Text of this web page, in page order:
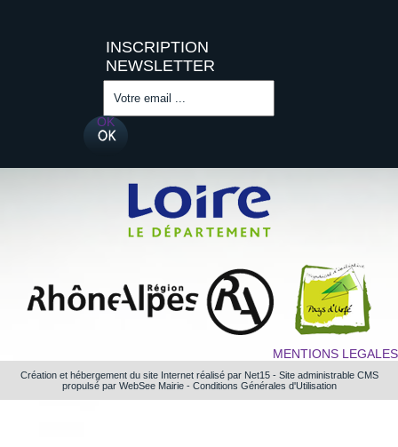
OK
MENTIONS LEGALES
Création et hébergement du site Internet réalisé par Net15- Site administrable CMS
propulsé par WebSee Mairie- Conditions Générales d'Utilisation